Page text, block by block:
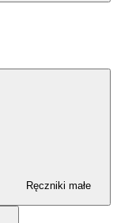
Ręczniki małe